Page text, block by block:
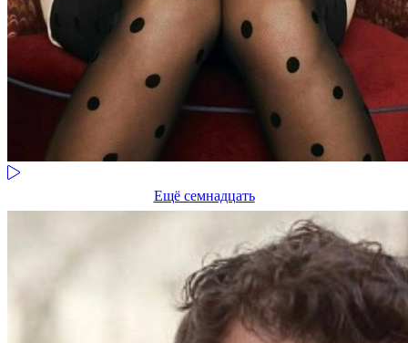
Ещё семнадцать